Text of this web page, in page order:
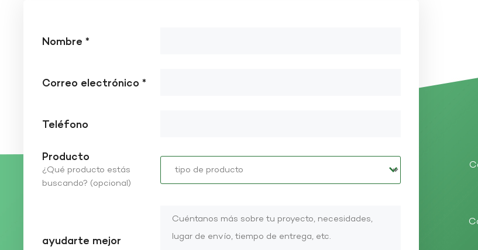
Nombre *
Correo electrónico *
Teléfono
Producto
¿Qué producto estás
buscando? (opcional)
ayudarte mejor